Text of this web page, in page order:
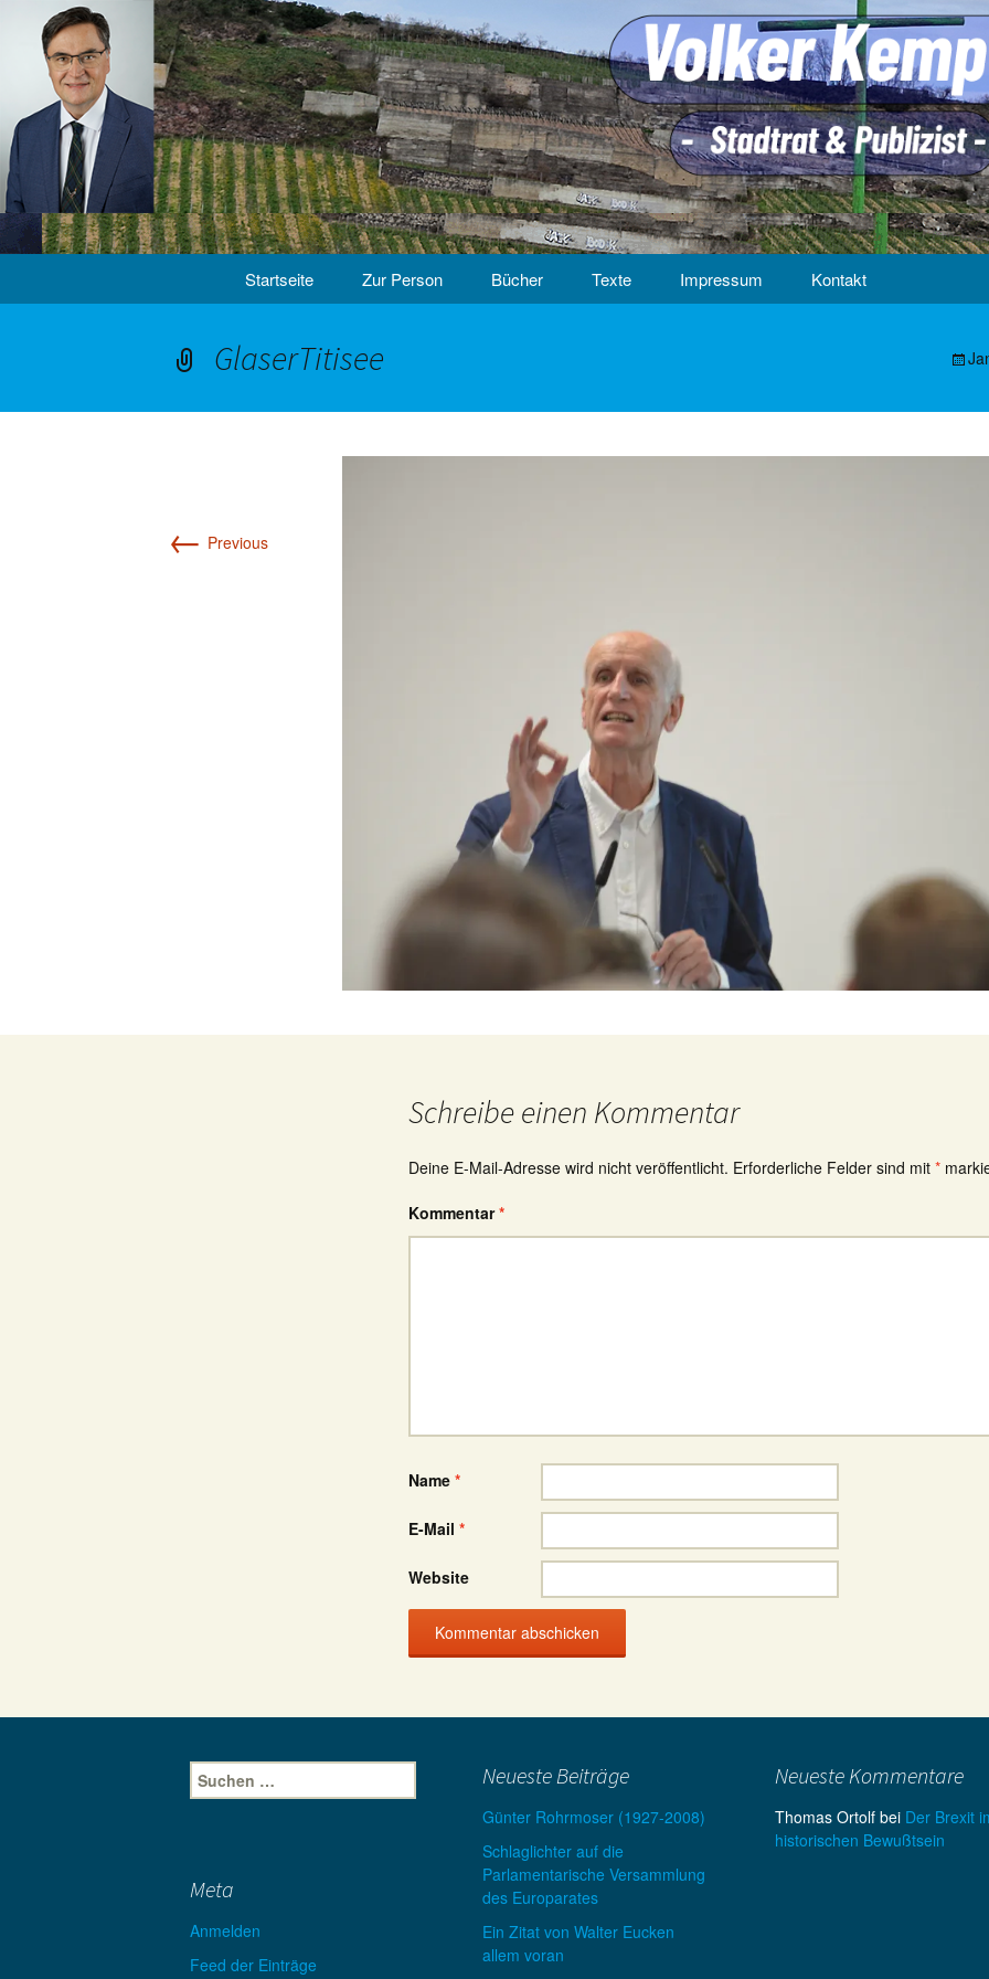
content
Startseite Zur Person Bücher Texte Impressum Kontakt
GlaserTitisee
← Previous
Schreibe einen Kommentar
Deine E-Mail-Adresse wird nicht veröffentlicht. Erforderliche Felder sind mit *
Kommentar*
Name *
E-Mail *
Website
Suche
nach:
Neueste Beiträge
Günter Rohrmoser (1927-2008)
Schlaglichter auf die
Parlamentarische Versammlung
des Europarates
Ein Zitat von Walter Eucken
allem voran
Neueste Kommentare
Thomas Ortolf bei Der Brexit
historischen Bewußtsein
Meta
Anmelden
Feed der Einträge